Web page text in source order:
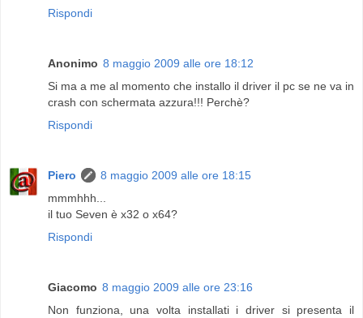
Rispondi
Anonimo 8 maggio 2009 alle ore 18:12
Si ma a me al momento che installo il driver il pc se ne va in
crash con schermata azzura!!! Perchè?
Rispondi
Piero
8 maggio 2009 alle ore 18:15
mmmhhh...
il tuo Seven è x32 o x64?
Rispondi
Giacomo 8 maggio 2009 alle ore 23:16
Non funziona, una volta installati i driver si presenta il